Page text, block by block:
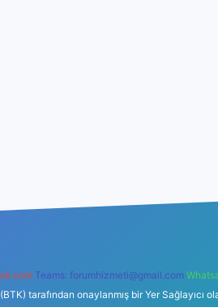
Teams: forumhizmeti@gmail.com
tarafından onaylanmış bir Yer